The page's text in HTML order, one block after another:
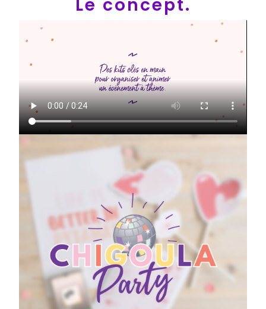
Le concept.